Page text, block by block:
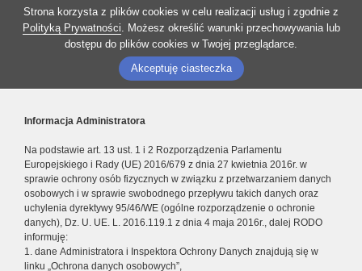
Strona korzysta z plików cookies w celu realizacji usług i zgodnie z
Polityką Prywatności. Możesz określić warunki przechowywania lub
dostępu do plików cookies w Twojej przeglądarce.
Akceptuję ciasteczka
Informacja Administratora
Na podstawie art. 13 ust. 1 i 2 Rozporządzenia Parlamentu
Europejskiego i Rady (UE) 2016/679 z dnia 27 kwietnia 2016r. w
sprawie ochrony osób fizycznych w związku z przetwarzaniem danych
osobowych i w sprawie swobodnego przepływu takich danych oraz
uchylenia dyrektywy 95/46/WE (ogólne rozporządzenie o ochronie
danych), Dz. U. UE. L. 2016.119.1 z dnia 4 maja 2016r., dalej RODO
informuję:
1. dane Administratora i Inspektora Ochrony Danych znajdują się w
linku „Ochrona danych osobowych”,